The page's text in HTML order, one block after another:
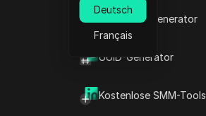
2FA-Code-Generator
UUID-Generator
Kostenlose SMM-Tools
Deutsch
Français
In Claude öffnen
Fragen zu dieser Seite stellen